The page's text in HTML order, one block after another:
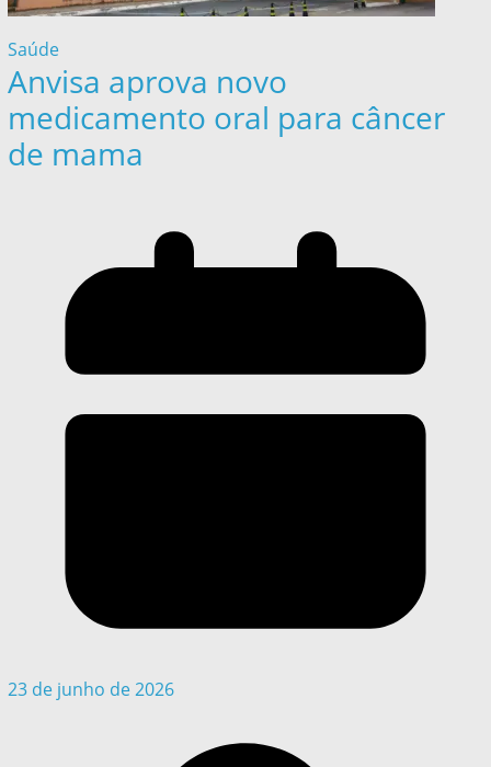
Saúde
Anvisa aprova novo
medicamento oral para câncer
de mama
23 de junho de 2026